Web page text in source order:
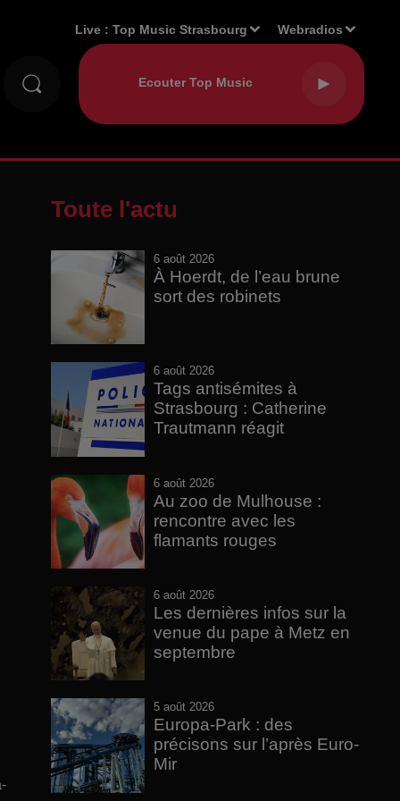
Live :Top Music Strasbourg Webradios
Toute l'actu
6 août 2026
À Hoerdt, de l’eau brune
sort des robinets
6 août 2026
Tags antisémites à
Strasbourg : Catherine
Trautmann réagit
6 août 2026
Au zoo de Mulhouse :
rencontre avec les
flamants rouges
6 août 2026
Les dernières infos sur la
venue du pape à Metz en
septembre
5 août 2026
Europa-Park : des
précisons sur l’après Euro-
Mir